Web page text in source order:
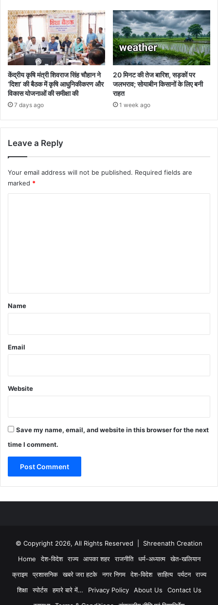
केंद्रीय कृषि मंत्री शिवराज सिंह चौहान ने
‘दिशा’ की बैठक में कृषि आधुनिकीकरण और
विकास योजनाओं की समीक्षा की
7 days ago
20 मिनट की तेज बारिश, सड़कों पर
जलभराव; सोयाबीन किसानों के लिए बनी
राहत
1 week ago
Leave a Reply
Your email address will not be published. Required fields are
marked *
*
Name
Email
Website
Save my name, email, and website in this browser for the next
time I comment.
© Copyright 2026, All Rights Reserved | Shreenath Creation
Home
देश-विदेश राज्य आपका शहर राजनीति धर्म-अध्यात्म
खेत-खलियान
क्राइम
प्रशासनिक खबरे जरा हटके नगर निगम देश-विदेश साहित्य पर्यटन
राज्य
शिक्षा
स्पोर्टस हमारे बारे में… Privacy Policy About Us
Contact Us